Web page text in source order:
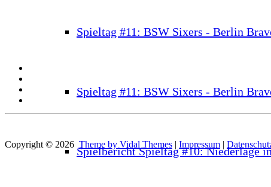
Spieltag #11: BSW Sixers - Berlin
Spieltag #11: BSW Sixers - Berlin
Spielbericht Spieltag #10: Niederlage
Copyright © 2026 Theme by Vidal Themes | Impressum |